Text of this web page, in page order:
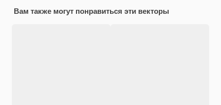
Вам также могут понравиться эти векторы